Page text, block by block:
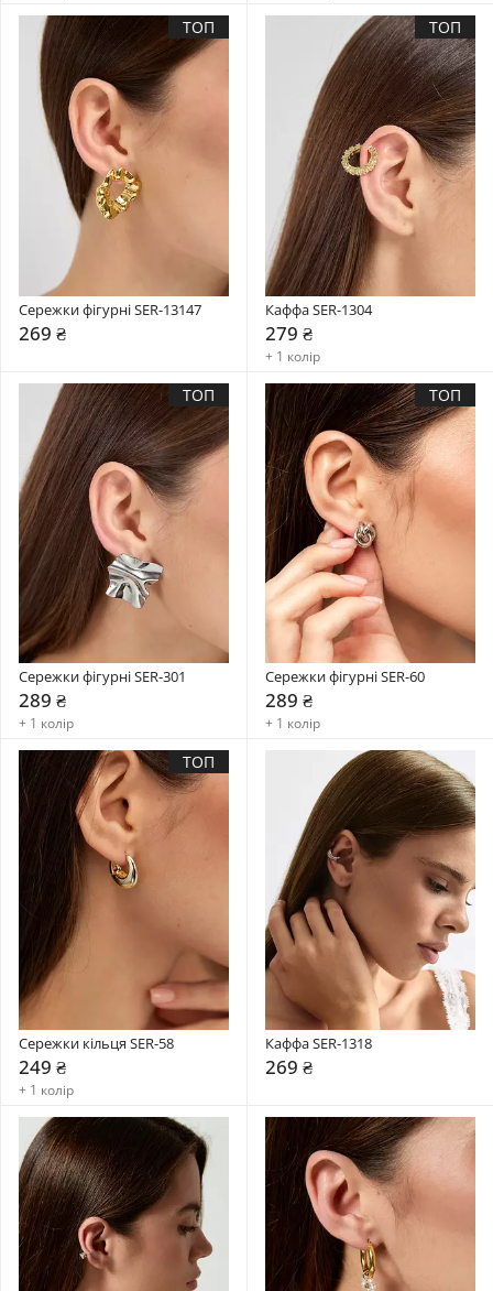
ТОП
Сережки фігурні SER-13147
269 ₴
ТОП
Каффа SER-1304
279 ₴
+ 1 колір
ТОП
Сережки фігурні SER-301
289 ₴
+ 1 колір
ТОП
Сережки фігурні SER-60
289 ₴
+ 1 колір
ТОП
Сережки кільця SER-58
249 ₴
+ 1 колір
Каффа SER-1318
269 ₴